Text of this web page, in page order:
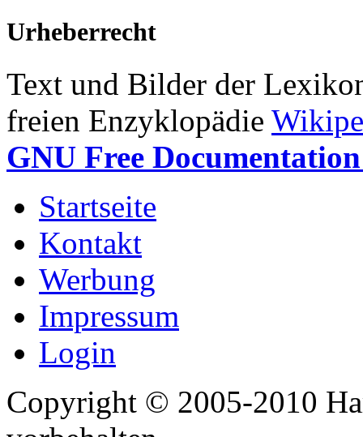
Urheberrecht
Text und Bilder der
freien Enzyklopädie
GNU Free
Startseite
Kontakt
Werbung
Impressum
Login
Copyright © 2005-2010